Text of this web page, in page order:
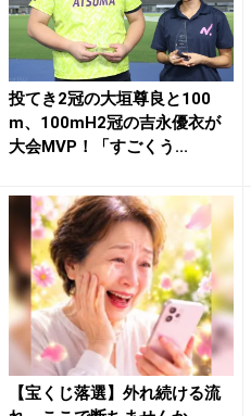
投てき2冠の大垣尊良と100
m、100mH2冠の吉永優衣が
大会MVP！「すごくう...
【宝くじ落選】外れ続ける流